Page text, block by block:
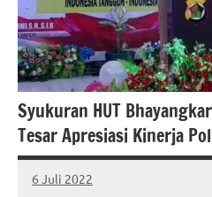
Syukuran HUT
Tesar Apresiasi Kinerja
6 Juli 2022
MEPAGO
No